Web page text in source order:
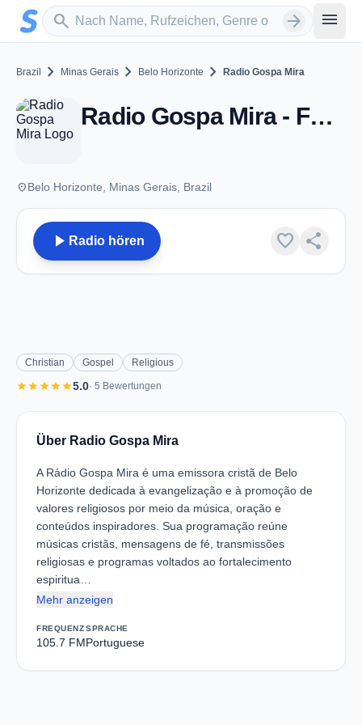
Zum Hauptinhalt springen
search
Sender suchen arrow_forward menu
Brazil chevron_right Minas Gerais chevron_right Belo Horizonte chevron_right Radio Gospa Mira
Radio Gospa Mira - FM 105.7 - Belo Horizonte
placeBelo Horizonte, Minas Gerais, Brazil
play_arrow Radio hören favorite share
Christian Gospel Religious
starstarstarstarstar5.0· 5 Bewertungen
Über Radio Gospa Mira
A Rádio Gospa Mira é uma emissora cristã de Belo
Horizonte dedicada à evangelização e à promoção de
valores religiosos por meio da música, oração e
conteúdos inspiradores. Sua programação reúne
músicas cristãs, mensagens de fé, transmissões
religiosas e programas voltados ao fortalecimento
espiritua…
Mehr anzeigen
FREQUENZ
105.7 FM
SPRACHE
Portuguese